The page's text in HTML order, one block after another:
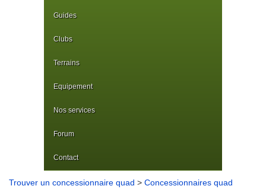
Guides
Clubs
Terrains
Equipement
Nos services
Forum
Contact
Trouver un concessionnaire quad > Concessionnaires quad